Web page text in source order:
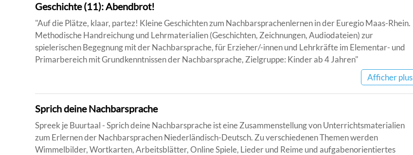
Geschichte (11): Abendbrot!
"Auf die Plätze, klaar, partez! Kleine Geschichten zum Nachbarsprachenlernen in der Euregio Maas-Rhein.
Methodische Handreichung und Lehrmaterialien (Geschichten, Zeichnungen, Audiodateien) zur
spielerischen Begegnung mit der Nachbarsprache, für Erzieher/-innen und Lehrkräfte im Elementar- und
Primarbereich mit Grundkenntnissen der Nachbarsprache, Zielgruppe: Kinder ab 4 Jahren"
Afficher plus
Sprich deine Nachbarsprache
Spreek je Buurtaal - Sprich deine Nachbarsprache ist eine Zusammenstellung von Unterrichtsmaterialien
zum Erlernen der Nachbarsprachen Niederländisch-Deutsch. Zu verschiedenen Themen werden
Wimmelbilder, Wortkarten, Arbeitsblätter, Online Spiele, Lieder und Reime und aufgabenorientiertes